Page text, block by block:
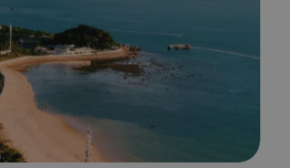
Sud